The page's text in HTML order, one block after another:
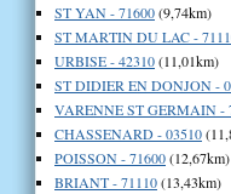
ST YAN - 71600(9,74km)
ST MARTIN DU LAC -
URBISE - 42310(11,01km)
ST DIDIER EN DONJON -
VARENNE ST GERMAIN -
CHASSENARD - 03510
POISSON - 71600(12,67km)
BRIANT - 71110(13,43km)